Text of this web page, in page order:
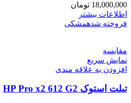
18,000,000 تومان
اطلاعات بیشتر
فروخته شدهمشکی
مقايسه
نمایش سریع
افزودن به علاقه مندی
تبلت استوک HP Pro x2 612 G2